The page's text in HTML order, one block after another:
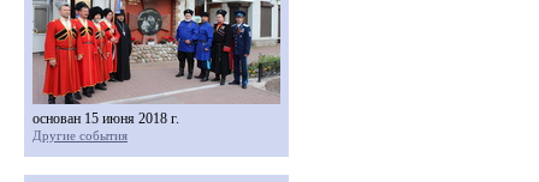
основан 15 июня 2018 г.
Другие события